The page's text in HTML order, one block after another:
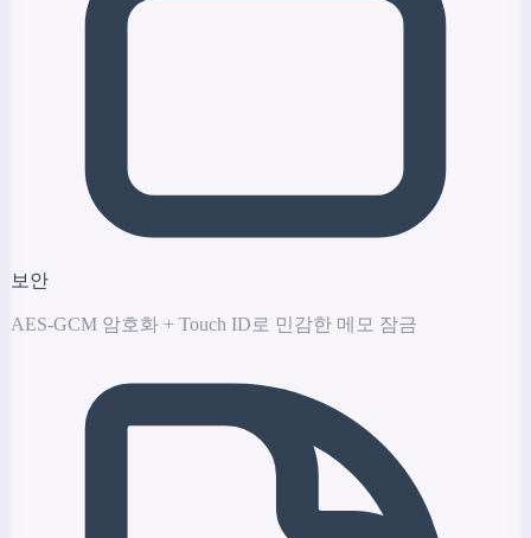
보안
AES-GCM 암호화 + Touch ID로 민감한 메모 잠금